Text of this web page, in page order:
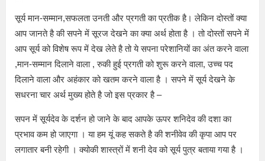
सूर्य मान-सम्मान,सफलता उनती और प्रगती का प्रतीक है। लेकिन दोस्तों क्या
आप जानते है की सपने में सूरज देखने का क्या अर्थ होता है । तो दोस्तों सपने में
आप सूर्य को विशेष रूप में देख लेते है तो ये सपना परेशानियों का अंत करने वाला
,मान-सम्मान दिलाने वाला , रुकी हुई प्रगती को शुरू करने वाला, उच्च पद
दिलाने वाला और अहंकार को खतम करने वाला है । सपने में सूर्य देखने के
सधरना चार अर्थ मुख्य होते है जो इस प्रकार है –
सपन में सूर्यदेव के दर्शन हो जाने के बाद आपके ऊपर शनिदेव की दशा का
प्रभाव कम हो जाएगा । या हम यूं कह सकते है की शनीवेव की कृपा आप पर
लगातार बनी रहेगी । क्योकी शास्त्रों में शनी देव को सूर्य पुत्र बताया गया है ।